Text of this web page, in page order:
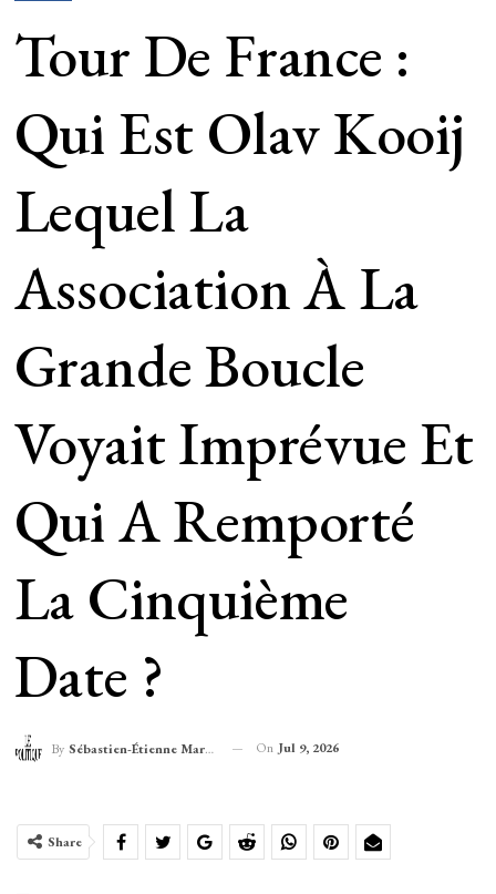
Tour De France :
Qui Est Olav Kooij
Lequel La
Association À La
Grande Boucle
Voyait Imprévue Et
Qui A Remporté
La Cinquième
Date ?
By Sébastien-Étienne Marechal On Jul 9, 2026
Share